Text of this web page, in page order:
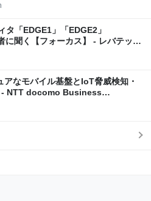
「EDGE1」「EDGE2」
に聞く【フォーカス】 - レバテック
なモバイル基盤とIoT脅威検知・
- NTT docomo Business